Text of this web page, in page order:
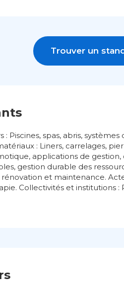
Trouver un
Piscines, spas, abris,
: Liners, carrelages,
applications de
gestion durable des
et maintenance.
Collectivités et institutions :